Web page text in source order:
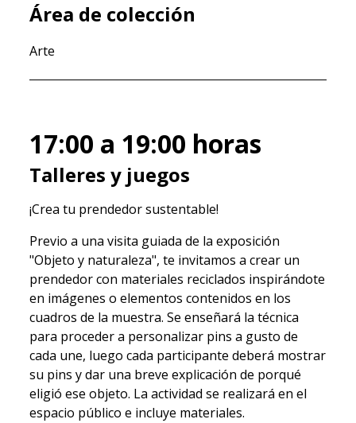
Área de colección
Arte
17:00 a 19:00 horas
Talleres y juegos
¡Crea tu prendedor sustentable!
Previo a una visita guiada de la exposición
"Objeto y naturaleza", te invitamos a crear un
prendedor con materiales reciclados inspirándote
en imágenes o elementos contenidos en los
cuadros de la muestra. Se enseñará la técnica
para proceder a personalizar pins a gusto de
cada une, luego cada participante deberá mostrar
su pins y dar una breve explicación de porqué
eligió ese objeto. La actividad se realizará en el
espacio público e incluye materiales.